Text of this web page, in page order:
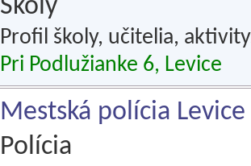
Školy
Profil školy, učitelia,
Pri Podlužianke 6, Levice
Mestská polícia Levice
Polícia